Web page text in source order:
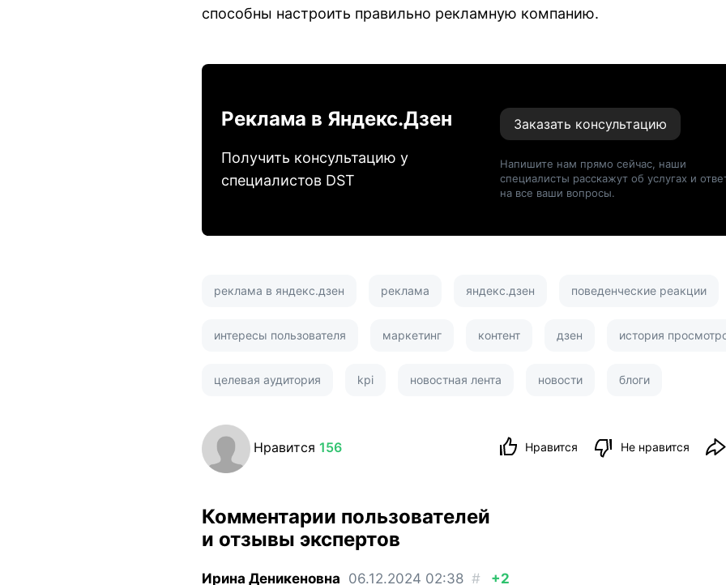
способны настроить правильно рекламную компанию.
Реклама в Яндекс.Дзен
Получить консультацию у
специалистов DST
Заказать консультацию
Напишите нам прямо сейчас, наши
специалисты расскажут об услугах и
на все ваши вопросы.
реклама в яндекс.дзен реклама яндекс.дзен поведенческие реакции
интересы пользователя маркетинг контент дзен история
целевая аудитория kpi новостная лента новости блоги
Нравится 156 Нравится Не нравится
Комментарии пользователей
и отзывы экспертов
Ирина Деникеновна 06.12.2024 02:38 # +2